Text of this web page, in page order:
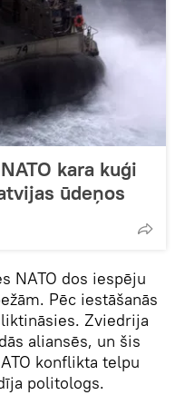
kara kuģi
ūdeņos
NATO dos iespēju
Pēc iestāšanās
Zviedrija
aliansēs, un šis
konflikta telpu
politologs.